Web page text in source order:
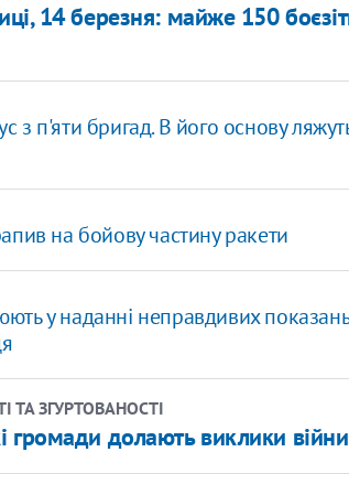
14 березня: майже 150
з п'яти бригад. В його основу
на бойову частину ракети
у наданні неправдивих
ТА ЗГУРТОВАНОСТІ
громади долають виклики війни